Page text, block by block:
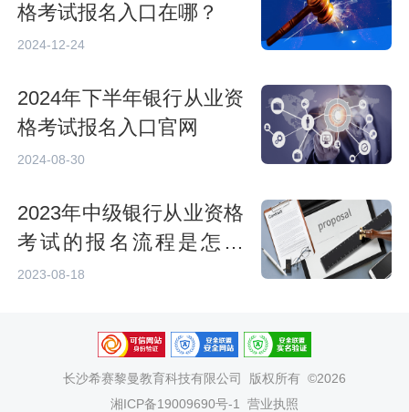
格考试报名入口在哪？
2024-12-24
2024年下半年银行从业资
格考试报名入口官网
2024-08-30
2023年中级银行从业资格
考试的报名流程是怎样
的？
2023-08-18
长沙希赛黎曼教育科技有限公司
版权所有 ©2026
湘ICP备19009690号-1 营业执照